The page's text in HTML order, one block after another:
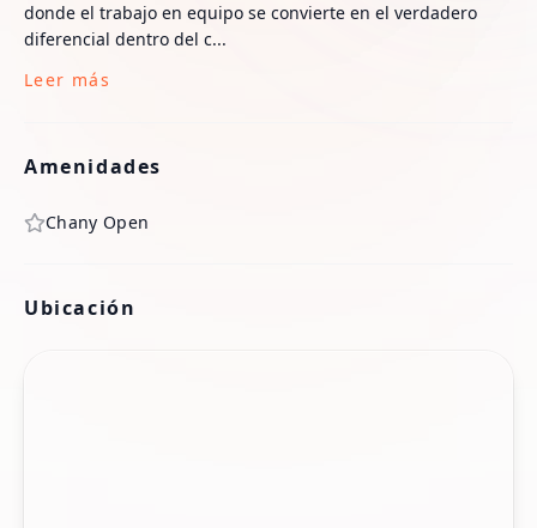
donde el trabajo en equipo se convierte en el verdadero
diferencial dentro del c...
Leer más
Amenidades
Chany Open
Ubicación